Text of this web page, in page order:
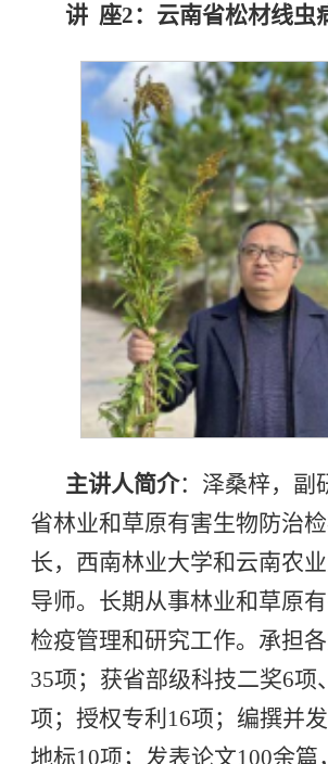
讲 座2：云南省松材线虫
主讲人简介：泽桑梓，副
省林业和草原有害生物防治
长，西南林业大学和云南农
导师。长期从事林业和草原
检疫管理和研究工作。承担
35项；获省部级科技二奖6项
项；授权专利16项；编撰并发
地标10项；发表论文100余篇